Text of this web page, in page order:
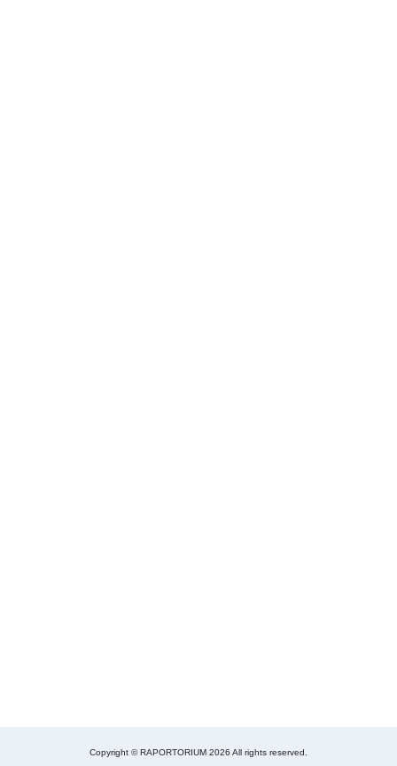
Copyright © RAPORTORIUM 2026 All rights reserved.